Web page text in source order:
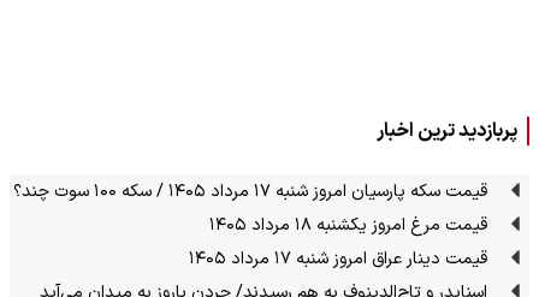
پربازدید ترین اخبار
قیمت سکه پارسیان امروز شنبه ۱۷ مرداد ۱۴۰۵ / سکه ۱۰۰ سوت چند؟
قیمت مرغ امروز یکشنبه ۱۸ مرداد ۱۴۰۵
قیمت دینار عراق امروز شنبه ۱۷ مرداد ۱۴۰۵